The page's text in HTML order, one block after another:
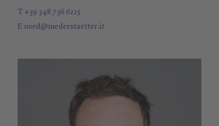
T +39 348 736 6225
E used@niederstaetter.it